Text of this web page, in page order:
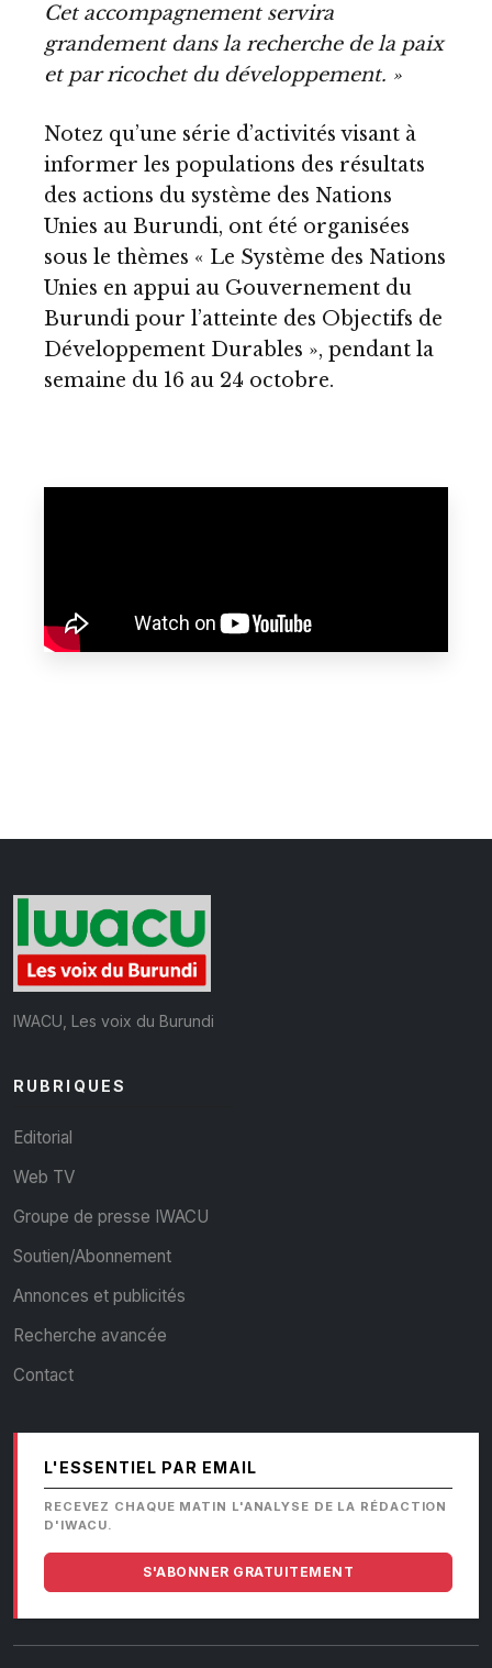
Cet accompagnement servira
grandement dans la recherche de la paix
et par ricochet du développement. »
Notez qu’une série d’activités visant à
informer les populations des résultats
des actions du système des Nations
Unies au Burundi, ont été organisées
sous le thèmes « Le Système des Nations
Unies en appui au Gouvernement du
Burundi pour l’atteinte des Objectifs de
Développement Durables », pendant la
semaine du 16 au 24 octobre.
IWACU, Les voix du Burundi
RUBRIQUES
Editorial
Web TV
Groupe de presse IWACU
Soutien/Abonnement
Annonces et publicités
Recherche avancée
Contact
L'ESSENTIEL PAR EMAIL
RECEVEZ CHAQUE MATIN L'ANALYSE DE LA RÉDACTION
D'IWACU.
S'ABONNER GRATUITEMENT